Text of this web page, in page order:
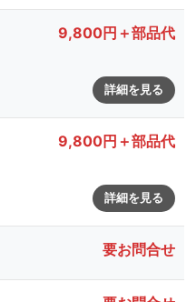
9,800円＋部品代
詳細を見る
9,800円＋部品代
詳細を見る
要お問合せ